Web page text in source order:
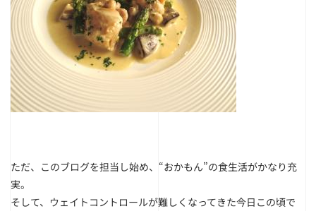
ただ、このブログを担当し始め、“おかもん”の食生活がかなり充
実。
そして、ウェイトコントロールが難しくなってきた今日この頃で